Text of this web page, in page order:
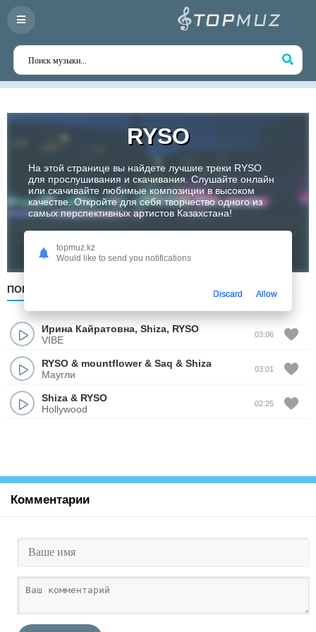
RYSO
На этой странице вы найдете лучшие треки RYSO
для прослушивания и скачивания. Слушайте онлайн
или скачивайте любимые композиции в высоком
качестве. Откройте для себя творчество одного из
самых перспективных артистов Казахстана!
ПОПУЛЯРНЫЕ ПО АЛФАВИТУ
Ирина Кайратовна, Shiza, RYSO
VIBE
03:06
RYSO & mountflower& Saq & Shiza
Маугли
03:01
Shiza & RYSO
Hollywood
02:25
Комментарии
topmuz.kz
Would like to send you notifications
Discard Allow